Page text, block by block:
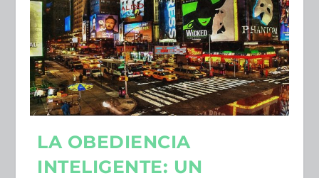
LA OBEDIENCIA
INTELIGENTE: UN